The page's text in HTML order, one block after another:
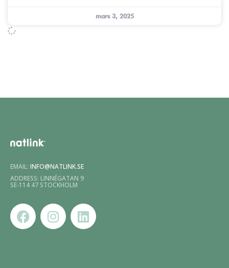
mars 3, 2025
EMAIL: INFO@NATLINK.SE
ADDRESS: LINNÉGATAN 9
SE-114 47 STOCKHOLM